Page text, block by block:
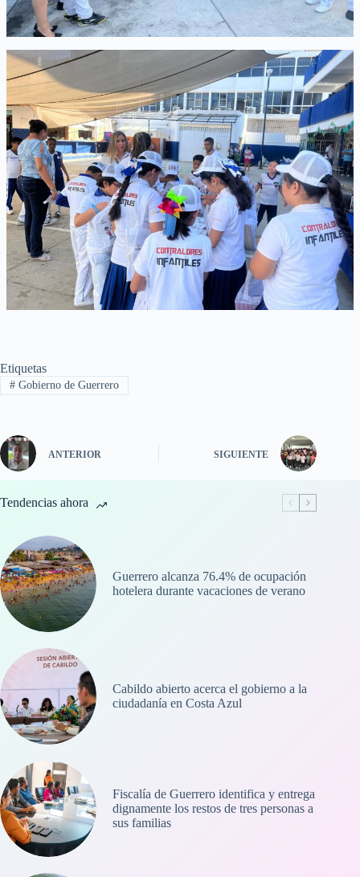
Etiquetas
#Gobierno de Guerrero
ANTERIOR SIGUIENTE
Tendencias ahora
Guerrero alcanza 76.4% de ocupación
hotelera durante vacaciones de verano
Cabildo abierto acerca el gobierno a la
ciudadanía en Costa Azul
Fiscalía de Guerrero identifica y entrega
dignamente los restos de tres personas a
sus familias